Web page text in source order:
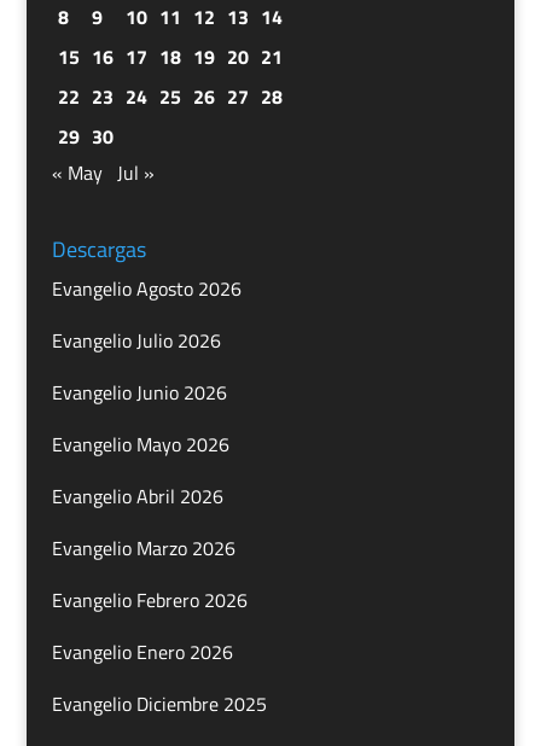
8
9 10 11 12 13 14
15 16 17 18 19 20 21
22 23 24 25 26 27 28
29 30
« May Jul »
Descargas
Evangelio Agosto 2026
Evangelio Julio 2026
Evangelio Junio 2026
Evangelio Mayo 2026
Evangelio Abril 2026
Evangelio Marzo 2026
Evangelio Febrero 2026
Evangelio Enero 2026
Evangelio Diciembre 2025